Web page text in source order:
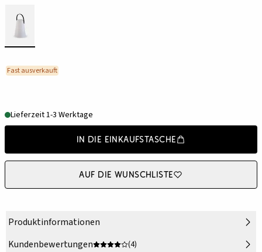
Fast ausverkauft
Lieferzeit 1-3 Werktage
In die Einkaufstasche
Auf die Wunschliste
Produktinformationen
Kundenbewertungen
(4)